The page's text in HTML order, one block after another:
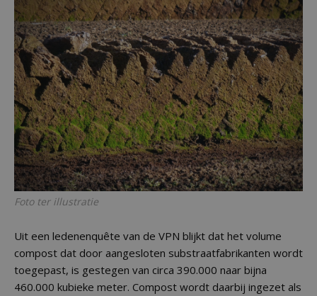
Foto ter illustratie
Uit een ledenenquête van de VPN blijkt dat het volume
compost dat door aangesloten substraatfabrikanten wordt
toegepast, is gestegen van circa 390.000 naar bijna
460.000 kubieke meter. Compost wordt daarbij ingezet als